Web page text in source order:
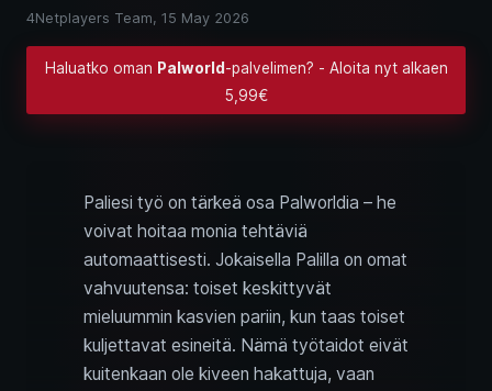
4Netplayers Team, 15 May 2026
Haluatko oman Palworld -palvelimen? - Aloita nyt alkaen
5,99€
Paliesi työ on tärkeä osa Palworldia – he
voivat hoitaa monia tehtäviä
automaattisesti. Jokaisella Palilla on omat
vahvuutensa: toiset keskittyvät
mieluummin kasvien pariin, kun taas toiset
kuljettavat esineitä. Nämä työtaidot eivät
kuitenkaan ole kiveen hakattuja, vaan